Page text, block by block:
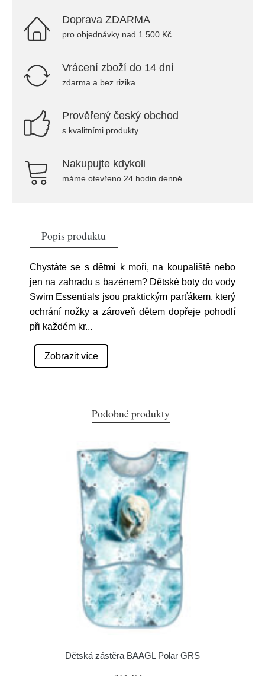
Doprava ZDARMA
pro objednávky nad 1.500 Kč
Vrácení zboží do 14 dní
zdarma a bez rizika
Prověřený český obchod
s kvalitními produkty
Nakupujte kdykoli
máme otevřeno 24 hodin denně
Popis produktu
Chystáte se s dětmi k moři, na koupaliště nebo
jen na zahradu s bazénem? Dětské boty do vody
Swim Essentials jsou praktickým parťákem, který
ochrání nožky a zároveň dětem dopřeje pohodlí
při každém kr...
Zobrazit více
Podobné produkty
Dětská zástěra BAAGL Polar GRS